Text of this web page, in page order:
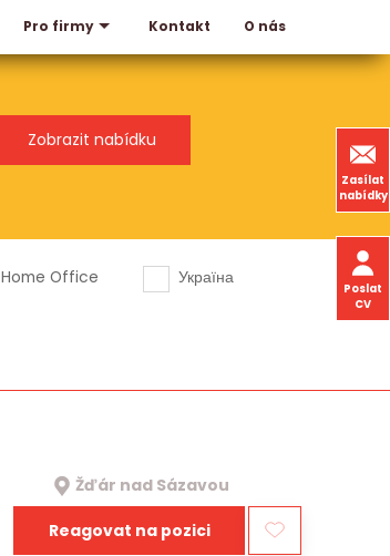
Pro firmy Kontakt O nás
Zasílat
nabídky
Poslat
CV
Home Office
Україна
Žďár nad Sázavou
Reagovat na pozici